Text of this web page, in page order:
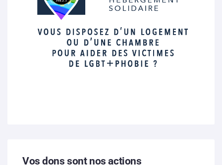
Vos dons sont nos actions